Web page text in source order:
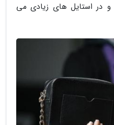
و در استایل های زیادی می